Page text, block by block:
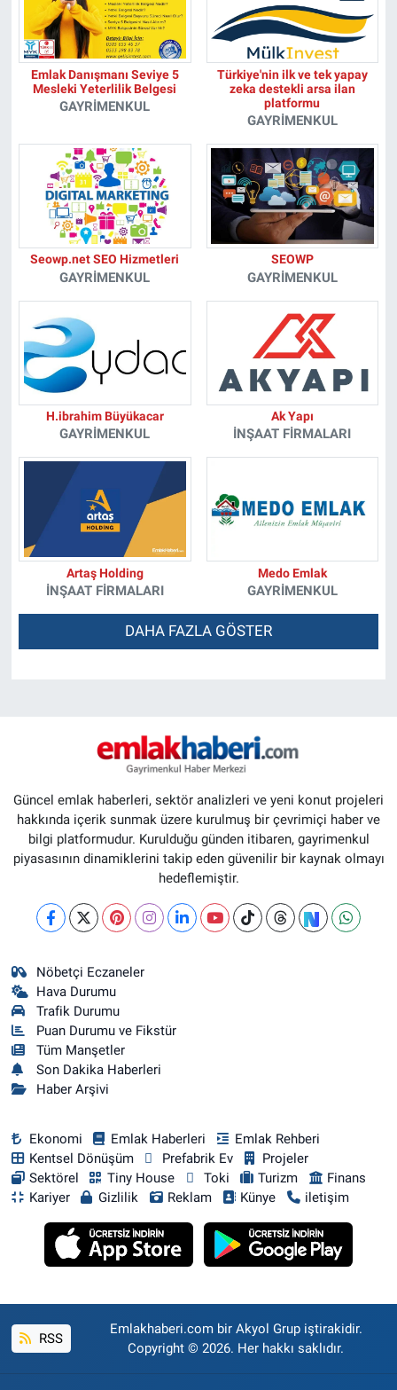
Emlak Danışmanı Seviye 5
Mesleki Yeterlilik Belgesi
GAYRIMENKUL
Türkiye'nin ilk ve tek yapay
zeka destekli arsa ilan
platformu
GAYRIMENKUL
Seowp.net SEO Hizmetleri
GAYRIMENKUL
SEOWP
GAYRIMENKUL
H.ibrahim Büyükacar
GAYRIMENKUL
Ak Yapı
İNŞAAT FIRMALARI
Artaş Holding
İNŞAAT FIRMALARI
Medo Emlak
GAYRIMENKUL
DAHA FAZLA GÖSTER
Güncel emlak haberleri, sektör analizleri ve yeni konut projeleri
hakkında içerik sunmak üzere kurulmuş bir çevrimiçi haber ve
bilgi platformudur. Kurulduğu günden itibaren, gayrimenkul
piyasasının dinamiklerini takip eden güvenilir bir kaynak olmayı
hedeflemiştir.
Nöbetçi Eczaneler
Hava Durumu
Trafik Durumu
Puan Durumu ve Fikstür
Tüm Manşetler
Son Dakika Haberleri
Haber Arşivi
Ekonomi Emlak Haberleri
Emlak Rehberi
Kentsel Dönüşüm
Prefabrik Ev
Projeler
Sektörel
Tiny House Toki Turizm
Finans
Kariyer
Gizlilik Reklam Künye iletişim
RSS
Emlakhaberi.com bir Akyol Grup iştirakidir.
Copyright © 2026. Her hakkı saklıdır.